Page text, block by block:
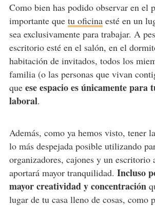
Como bien has podido observar en el
importante que tu oficinaesté en un
sea exclusivamente para trabajar. A
escritorio esté en el salón, en el
habitación de invitados, todos los
familia (o las personas que vivan
que ese espacio es únicamente para
laboral.
Además, como ya hemos visto, tener
lo más despejada posible utilizando
organizadores, cajones y un escritorio
aportará mayor tranquilidad. Incluso
mayor creatividad y concentración
lugar de tu casa lleno de cosas, como